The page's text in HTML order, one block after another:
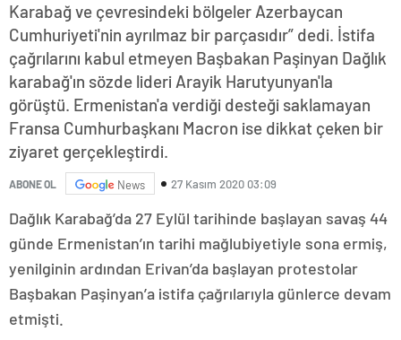
Karabağ ve çevresindeki bölgeler Azerbaycan
Cumhuriyeti'nin ayrılmaz bir parçasıdır” dedi. İstifa
çağrılarını kabul etmeyen Başbakan Paşinyan Dağlık
karabağ'ın sözde lideri Arayik Harutyunyan'la
görüştü. Ermenistan'a verdiği desteği saklamayan
Fransa Cumhurbaşkanı Macron ise dikkat çeken bir
ziyaret gerçekleştirdi.
ABONE OL News 27 Kasım 2020 03:09
Dağlık Karabağ’da 27 Eylül tarihinde başlayan savaş 44
günde Ermenistan’ın tarihi mağlubiyetiyle sona ermiş,
yenilginin ardından Erivan’da başlayan protestolar
Başbakan Paşinyan’a istifa çağrılarıyla günlerce devam
etmişti.